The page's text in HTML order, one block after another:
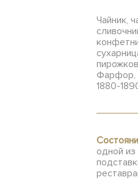
Чайник,
Фарфор,
1880-
одной из